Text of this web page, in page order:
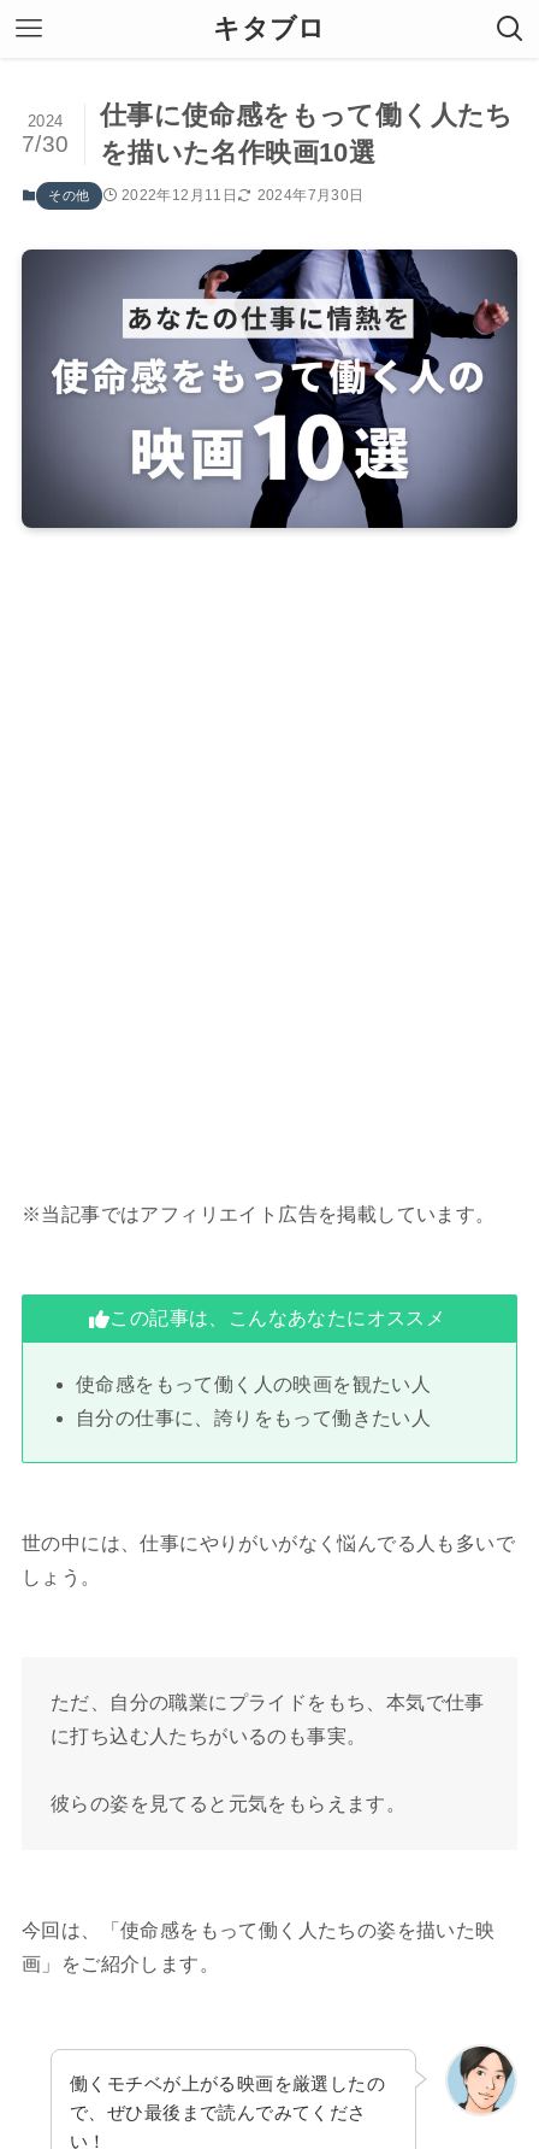
キタブロ
仕事に使命感をもって働く人たち
を描いた名作映画10選
2024
7/30
その他 2022年12月11日 2024年7月30日
※当記事ではアフィリエイト広告を掲載しています。
この記事は、こんなあなたにオススメ
使命感をもって働く人の映画を観たい人
自分の仕事に、誇りをもって働きたい人
世の中には、仕事にやりがいがなく悩んでる人も多いで
しょう。
ただ、自分の職業にプライドをもち、本気で仕事
に打ち込む人たちがいるのも事実。
彼らの姿を見てると元気をもらえます。
今回は、「使命感をもって働く人たちの姿を描いた映
画」をご紹介します。
働くモチベが上がる映画を厳選したの
で、ぜひ最後まで読んでみてくださ
い！